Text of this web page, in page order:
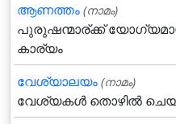
ആണത്തം (നാമം)
പുരുഷന്മാര്ക്ക്
കാര്യം
വേശ്യാലയം (നാമം)
വേശ്യകള്‍ തൊഴില്‍